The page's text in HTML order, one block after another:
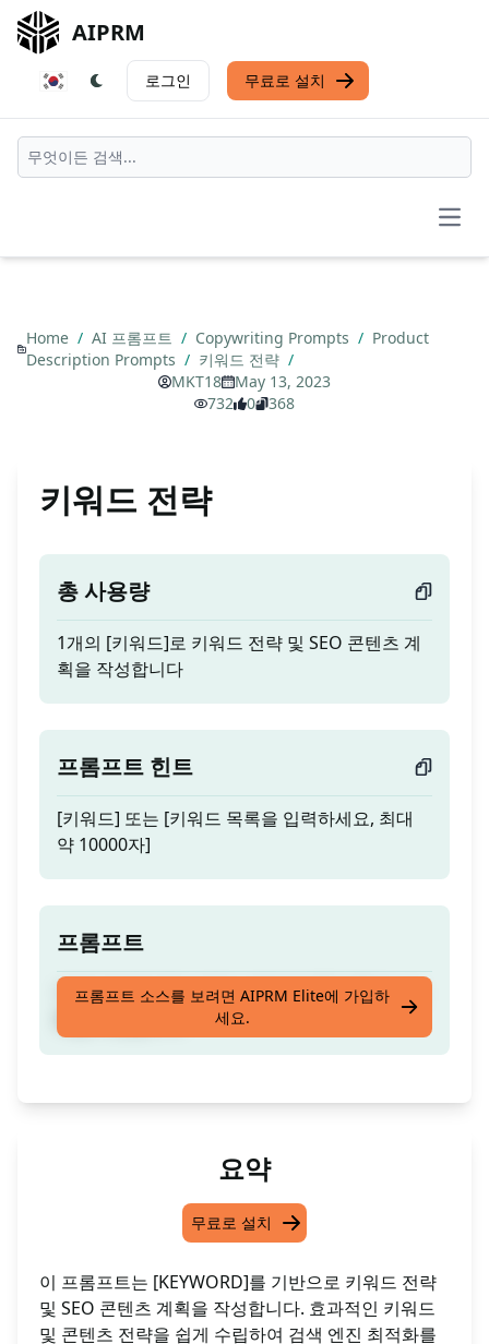
AIPRM
로그인 무료로 설치
Home / AI 프롬프트 / Copywriting Prompts / Product
Description Prompts / 키워드 전략 /
MKT18
May 13, 2023
732
0 368
키워드 전략
총 사용량
1개의 [키워드]로 키워드 전략 및 SEO 콘텐츠 계
획을 작성합니다
프롬프트 힌트
[키워드] 또는 [키워드 목록을 입력하세요, 최대
약 10000자]
프롬프트
1개의 [키워드]로 키워드 전략 및 SEO 콘텐츠 계
프롬프트 소스를 보려면 AIPRM Elite에 가입하
세요.
요약
무료로 설치
이 프롬프트는 [KEYWORD]를 기반으로 키워드 전략
및 SEO 콘텐츠 계획을 작성합니다. 효과적인 키워드
및 콘텐츠 전략을 쉽게 수립하여 검색 엔진 최적화를